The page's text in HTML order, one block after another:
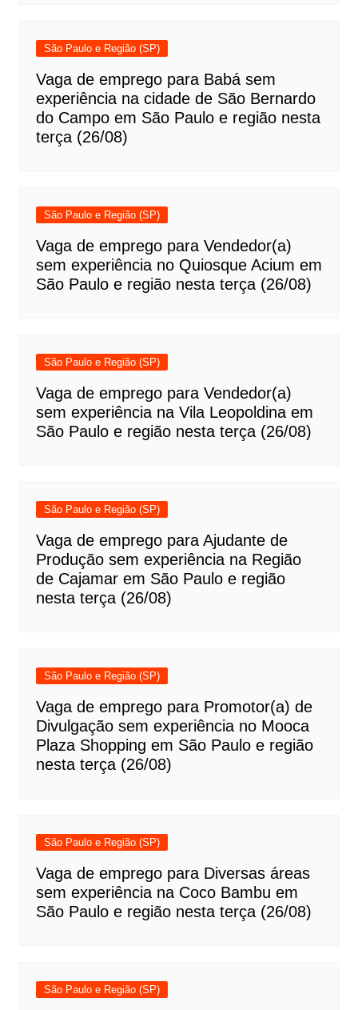
São Paulo e Região (SP)
Vaga de emprego para Babá sem
experiência na cidade de São Bernardo
do Campo em São Paulo e região nesta
terça (26/08)
São Paulo e Região (SP)
Vaga de emprego para Vendedor(a)
sem experiência no Quiosque Acium em
São Paulo e região nesta terça (26/08)
São Paulo e Região (SP)
Vaga de emprego para Vendedor(a)
sem experiência na Vila Leopoldina em
São Paulo e região nesta terça (26/08)
São Paulo e Região (SP)
Vaga de emprego para Ajudante de
Produção sem experiência na Região
de Cajamar em São Paulo e região
nesta terça (26/08)
São Paulo e Região (SP)
Vaga de emprego para Promotor(a) de
Divulgação sem experiência no Mooca
Plaza Shopping em São Paulo e região
nesta terça (26/08)
São Paulo e Região (SP)
Vaga de emprego para Diversas áreas
sem experiência na Coco Bambu em
São Paulo e região nesta terça (26/08)
São Paulo e Região (SP)